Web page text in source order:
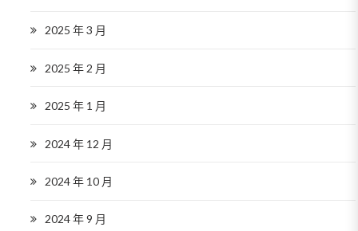
2025 年 3 月
2025 年 2 月
2025 年 1 月
2024 年 12 月
2024 年 10 月
2024 年 9 月